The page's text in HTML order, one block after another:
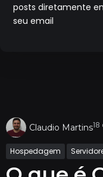
posts diretamente
seu email
Claudio Martins
Hospedagem